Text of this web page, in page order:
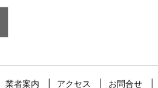
業者案内 アクセス お問合せ